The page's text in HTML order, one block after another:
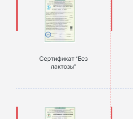
Сертификат “Без
лактозы”